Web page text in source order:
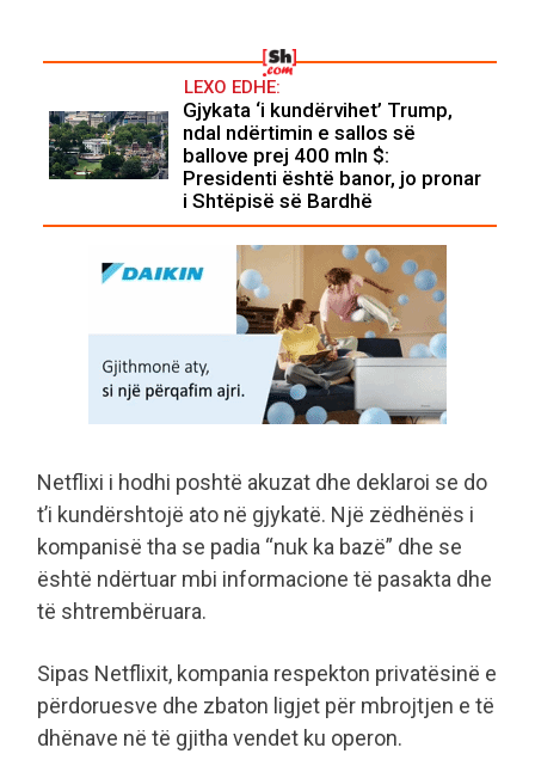
LEXO EDHE:
Gjykata ‘i kundërvihet’ Trump,
ndal ndërtimin e sallos së
ballove prej 400 mln $:
Presidenti është banor, jo pronar
i Shtëpisë së Bardhë
Netflixi i hodhi poshtë akuzat dhe deklaroi se do
t’i kundërshtojë ato në gjykatë. Një zëdhënës i
kompanisë tha se padia “nuk ka bazë” dhe se
është ndërtuar mbi informacione të pasakta dhe
të shtrembëruara.
Sipas Netflixit, kompania respekton privatësinë e
përdoruesve dhe zbaton ligjet për mbrojtjen e të
dhënave në të gjitha vendet ku operon.